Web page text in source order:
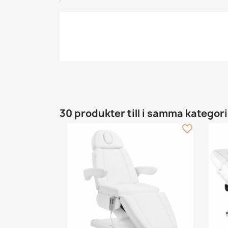
30 produkter till i samma kategori
favorite_border